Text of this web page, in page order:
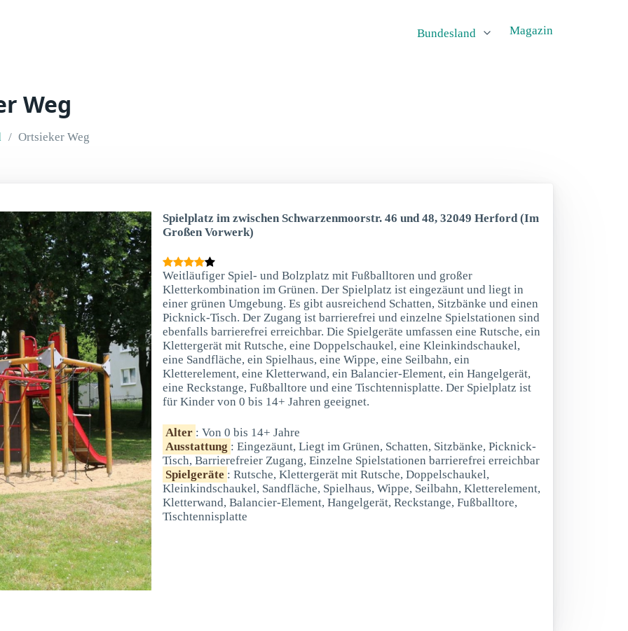
Bundesland Magazin
Weg
Ortsieker Weg
Spielplatz im zwischen Schwarzenmoorstr. 46 und 48, 32049 Herford (Im
Großen Vorwerk)
Weitläufiger Spiel- und Bolzplatz mit Fußballtoren und großer
Kletterkombination im Grünen. Der Spielplatz ist eingezäunt und liegt in
einer grünen Umgebung. Es gibt ausreichend Schatten, Sitzbänke und einen
Picknick-Tisch. Der Zugang ist barrierefrei und einzelne Spielstationen sind
ebenfalls barrierefrei erreichbar. Die Spielgeräte umfassen eine Rutsche, ein
Klettergerät mit Rutsche, eine Doppelschaukel, eine Kleinkindschaukel,
eine Sandfläche, ein Spielhaus, eine Wippe, eine Seilbahn, ein
Kletterelement, eine Kletterwand, ein Balancier-Element, ein Hangelgerät,
eine Reckstange, Fußballtore und eine Tischtennisplatte. Der Spielplatz ist
für Kinder von 0 bis 14+ Jahren geeignet.
Alter : Von 0 bis 14+ Jahre
Ausstattung : Eingezäunt, Liegt im Grünen, Schatten, Sitzbänke, Picknick-
Tisch, Barrierefreier Zugang, Einzelne Spielstationen barrierefrei erreichbar
Spielgeräte : Rutsche, Klettergerät mit Rutsche, Doppelschaukel,
Kleinkindschaukel, Sandfläche, Spielhaus, Wippe, Seilbahn, Kletterelement,
Kletterwand, Balancier-Element, Hangelgerät, Reckstange, Fußballtore,
Tischtennisplatte